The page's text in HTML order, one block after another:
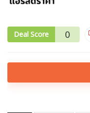
Deal Score 0